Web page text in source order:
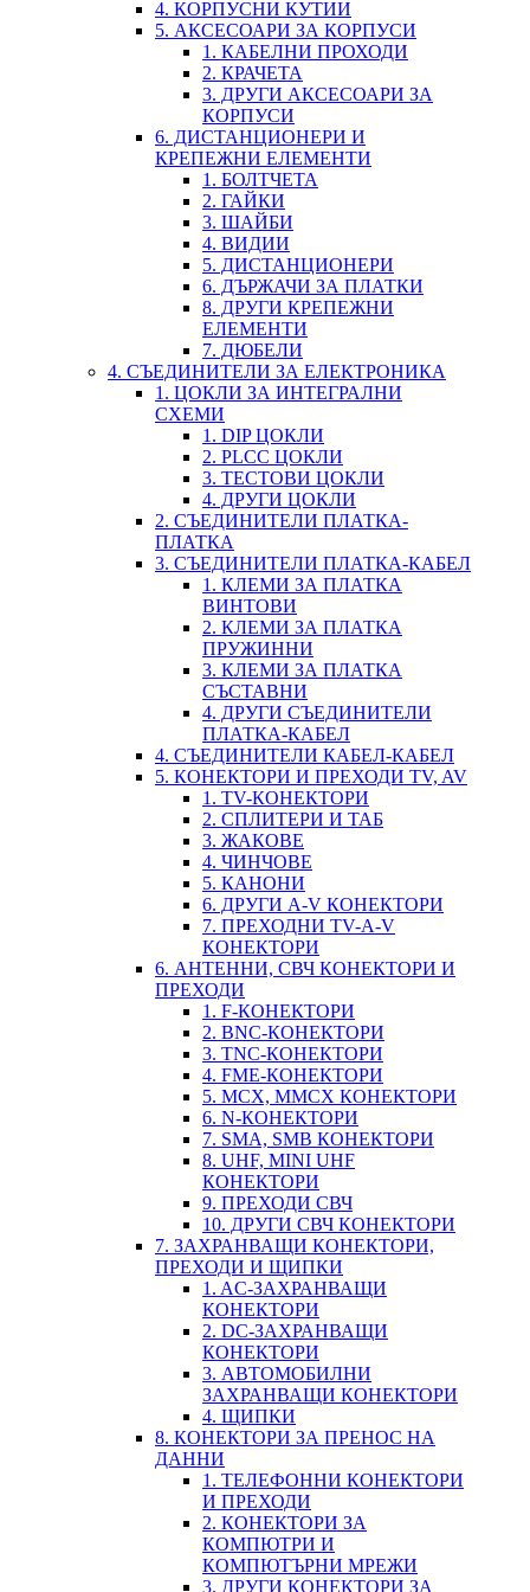
4. КОРПУСНИ КУТИИ
5. АКСЕСОАРИ ЗА КОРПУСИ
1. КАБЕЛНИ ПРОХОДИ
2. КРАЧЕТА
3. ДРУГИ АКСЕСОАРИ ЗА
КОРПУСИ
6. ДИСТАНЦИОНЕРИ И
КРЕПЕЖНИ ЕЛЕМЕНТИ
1. БОЛТЧЕТА
2. ГАЙКИ
3. ШАЙБИ
4. ВИДИИ
5. ДИСТАНЦИОНЕРИ
6. ДЪРЖАЧИ ЗА ПЛАТКИ
8. ДРУГИ КРЕПЕЖНИ
ЕЛЕМЕНТИ
7. ДЮБЕЛИ
4. СЪЕДИНИТЕЛИ ЗА ЕЛЕКТРОНИКА
1. ЦОКЛИ ЗА ИНТЕГРАЛНИ
СХЕМИ
1. DIP ЦОКЛИ
2. PLCC ЦОКЛИ
3. ТЕСТОВИ ЦОКЛИ
4. ДРУГИ ЦОКЛИ
2. СЪЕДИНИТЕЛИ ПЛАТКА-
ПЛАТКА
3. СЪЕДИНИТЕЛИ ПЛАТКА-КАБЕЛ
1. КЛЕМИ ЗА ПЛАТКА
ВИНТОВИ
2. КЛЕМИ ЗА ПЛАТКА
ПРУЖИННИ
3. КЛЕМИ ЗА ПЛАТКА
СЪСТАВНИ
4. ДРУГИ СЪЕДИНИТЕЛИ
ПЛАТКА-КАБЕЛ
4. СЪЕДИНИТЕЛИ КАБЕЛ-КАБЕЛ
5. КОНЕКТОРИ И ПРЕХОДИ TV, AV
1. TV-КОНЕКТОРИ
2. СПЛИТЕРИ И ТАБ
3. ЖАКОВЕ
4. ЧИНЧОВЕ
5. КАНОНИ
6. ДРУГИ A-V КОНЕКТОРИ
7. ПРЕХОДНИ TV-A-V
КОНЕКТОРИ
6. АНТЕННИ, СВЧ КОНЕКТОРИ И
ПРЕХОДИ
1. F-КОНЕКТОРИ
2. BNC-КОНЕКТОРИ
3. TNC-КОНЕКТОРИ
4. FME-КОНЕКТОРИ
5. MCX, MMCX КОНЕКТОРИ
6. N-КОНЕКТОРИ
7. SMA, SMB КОНЕКТОРИ
8. UHF, MINI UHF
КОНЕКТОРИ
9. ПРЕХОДИ СВЧ
10. ДРУГИ СВЧ КОНЕКТОРИ
7. ЗАХРАНВАЩИ КОНЕКТОРИ,
ПРЕХОДИ И ЩИПКИ
1. AC-ЗАХРАНВАЩИ
КОНЕКТОРИ
2. DC-ЗАХРАНВАЩИ
КОНЕКТОРИ
3. АВТОМОБИЛНИ
ЗАХРАНВАЩИ КОНЕКТОРИ
4. ЩИПКИ
8. КОНЕКТОРИ ЗА ПРЕНОС НА
ДАННИ
1. ТЕЛЕФОННИ КОНЕКТОРИ
И ПРЕХОДИ
2. КОНЕКТОРИ ЗА
КОМПЮТРИ И
КОМПЮТЪРНИ МРЕЖИ
3. ДРУГИ КОНЕКТОРИ ЗА